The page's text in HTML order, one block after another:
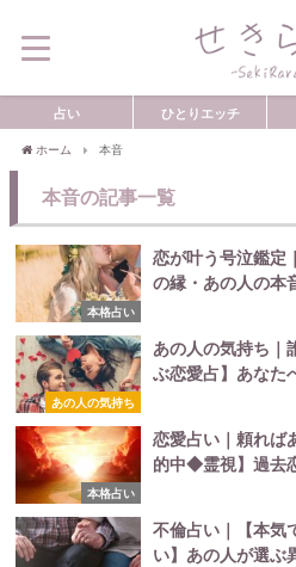
占い ひとりエッチ
ホーム 本音
本音の記事一覧
本格占い
恋が叶う号泣鑑定
の縁・あの人の本
あの人の気持ち
あの人の気持ち｜
ぶ恋愛占】あなた
本格占い
恋愛占い｜頼れば
的中◆霊視】過去
不倫占い｜【本気
い】あの人が選ぶ